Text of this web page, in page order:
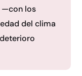
—con los
del clima